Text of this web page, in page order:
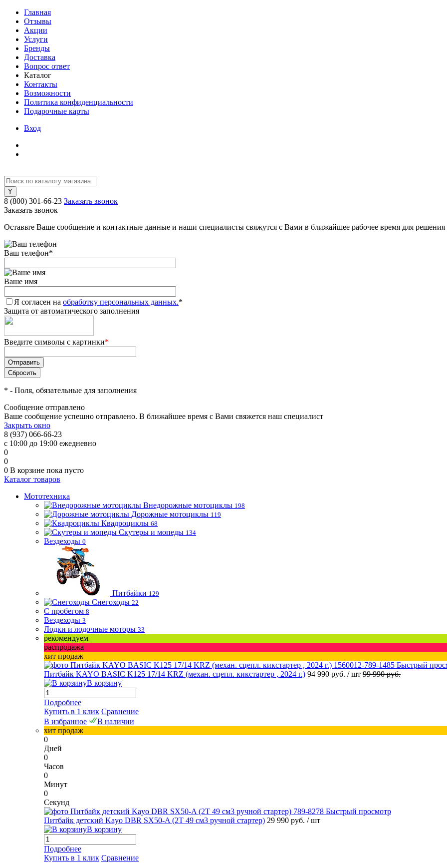
Главная
Отзывы
Акции
Услуги
Бренды
Доставка
Вопрос ответ
Каталог
Контакты
Возможности
Политика конфиденциальности
Подарочные карты
Вход
8 (800) 301-66-23 Заказать звонок
Заказать звонок
Оставьте Ваше сообщение и контактные данные и наши специалисты свяжутся с Вами в ближайшее рабочее время для
Ваш телефон*
Ваше имя
Я согласен на обработку персональных данных.*
Защита от автоматического заполнения
Введите символы с картинки*
* - Поля, обязательные для заполнения
Сообщение отправлено
Ваше сообщение успешно отправлено. В ближайшее время с Вами свяжется наш специалист
Закрыть окно
8 (937) 066-66-23
с 10:00 до 19:00 ежедневно
0
0
0 В корзине пока пусто
Каталог товаров
Мототехника
Внедорожные мотоциклы 198
Дорожные мотоциклы 119
Квадроциклы 68
Скутеры и мопеды 134
Вездеходы 0
Питбайки 129
Снегоходы 22
С пробегом 8
Вездеходы 3
Лодки и лодочные моторы 33
рекомендуем
распродажа
хит продаж
Быстрый
Питбайк KAYO BASIC K125 17/14 KRZ (механ. сцепл. кикстартер , 2024 г.) 94 990 руб. / шт 99 990 руб.
В корзину
Подробнее
Купить в 1 клик Сравнение
В избранное
В наличии
хит продаж
0
Дней
0
Часов
0
Минут
0
Секунд
Быстрый просмотр
Питбайк детский Kayo DBR SX50-A (2T 49 см3 ручной стартер) 29 990 руб. / шт
В корзину
Подробнее
Купить в 1 клик Сравнение